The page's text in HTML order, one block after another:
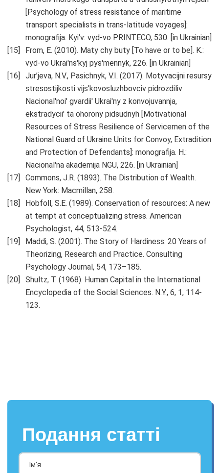
[Psychology of stress resistance of maritime
transport specialists in trans-latitude voyages]:
monografija. Kyi'v: vyd-vo PRINTECO, 530. [in Ukrainian]
From, E. (2010). Maty chy buty [To have or to be]. K.:
vyd-vo Ukrai'ns'kyj pys'mennyk, 226. [in Ukrainian]
Jur’jeva, N.V., Pasichnyk, V.I. (2017). Motyvacijni resursy
stresostijkosti vijs'kovosluzhbovciv pidrozdiliv
Nacional'noi' gvardii' Ukrai'ny z konvojuvannja,
ekstradycii' ta ohorony pidsudnyh [Motivational
Resources of Stress Resilience of Servicemen of the
National Guard of Ukraine Units for Convoy, Extradition
and Protection of Defendants]: monografija. H.:
Nacional'na akademija NGU, 226. [in Ukrainian]
Commons, J.R. (1893). The Distribution of Wealth.
New York: Macmillan, 258.
Hobfoll, S.E. (1989). Conservation of resources: A new
at tempt at conceptualizing stress. American
Psychologist, 44, 513-524.
Maddi, S. (2001). The Story of Hardiness: 20 Years of
Theorizing, Research and Practice. Consulting
Psychology Journal, 54, 173–185.
Shultz, T. (1968). Human Capital in the International
Encyclopedia of the Social Sciences. N.Y., 6, 1, 114-
123.
Подання статті